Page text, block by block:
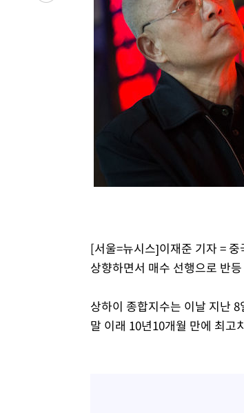
[서울=뉴시스]이재준 기자 =
상향하면서 매수 선행으로 반
상하이 종합지수는 이날 지난
말 이래 10년10개월 만에 최고